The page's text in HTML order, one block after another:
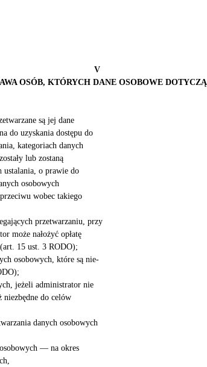
V
OSÓB, KTÓRYCH DANE OSOBOWE DOTYCZĄ
są jej dane
do uzyskania dostępu do
kategoriach danych
lub zostaną
ustalania, o prawie do
osobowych
wobec takiego
przetwarzaniu, przy
może nałożyć opłatę
15 ust. 3 RODO);
osobowych, które są nie-
jeżeli administrator nie
niezbędne do celów
danych osobowych
— na okres